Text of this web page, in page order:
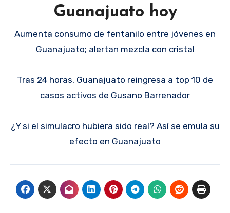
Guanajuato hoy
Aumenta consumo de fentanilo entre jóvenes en
Guanajuato; alertan mezcla con cristal
Tras 24 horas, Guanajuato reingresa a top 10 de
casos activos de Gusano Barrenador
¿Y si el simulacro hubiera sido real? Así se emula su
efecto en Guanajuato